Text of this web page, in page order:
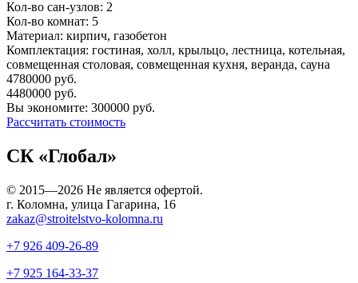
Кол-во сан-узлов: 2
Кол-во комнат: 5
Материал: кирпич, газобетон
Комплектация: гостиная, холл, крыльцо, лестница, котельная,
совмещенная столовая, совмещенная кухня, веранда, сауна
4780000 руб.
4480000 руб.
Вы экономите: 300000 руб.
Рассчитать стоимость
СК «Глобал»
© 2015—2026 Не является офертой.
г. Коломна, улица Гагарина, 16
zakaz@stroitelstvo-kolomna.ru
+7 926 409-26-89
+7 925 164-33-37